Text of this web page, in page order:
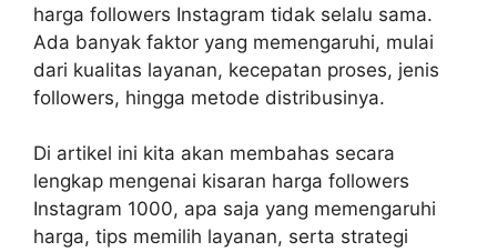
harga followers Instagram tidak selalu sama.
Ada banyak faktor yang memengaruhi, mulai
dari kualitas layanan, kecepatan proses, jenis
followers, hingga metode distribusinya.
Di artikel ini kita akan membahas secara
lengkap mengenai kisaran harga followers
Instagram 1000, apa saja yang memengaruhi
harga, tips memilih layanan, serta strategi